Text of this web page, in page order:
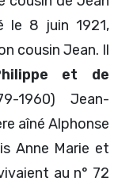
le 8 juin 1921,
cousin Jean. Il
et de
1960) Jean-
aîné Alphonse
Anne Marie et
au n° 72